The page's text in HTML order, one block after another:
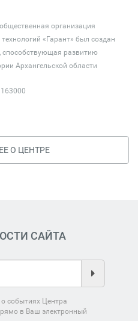
организация
«Гарант» был создан
способствующая развитию
Архангельской области
О ЦЕНТРЕ
САЙТА
событиях Центра
в Ваш электронный